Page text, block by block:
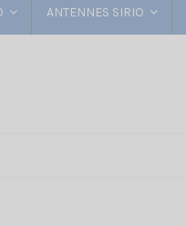
ANTENNES SIRIO